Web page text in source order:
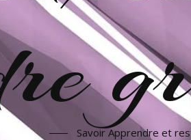
Savoir Apprendre et